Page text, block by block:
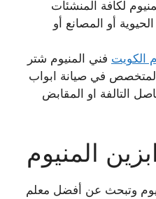
لكافة المنشئات
أو المصانع أو
الكويت فني المنيوم شتر
في صيانة ابواب
التالفة او المقابض
المنيوم
وتبحث عن أفضل معلم